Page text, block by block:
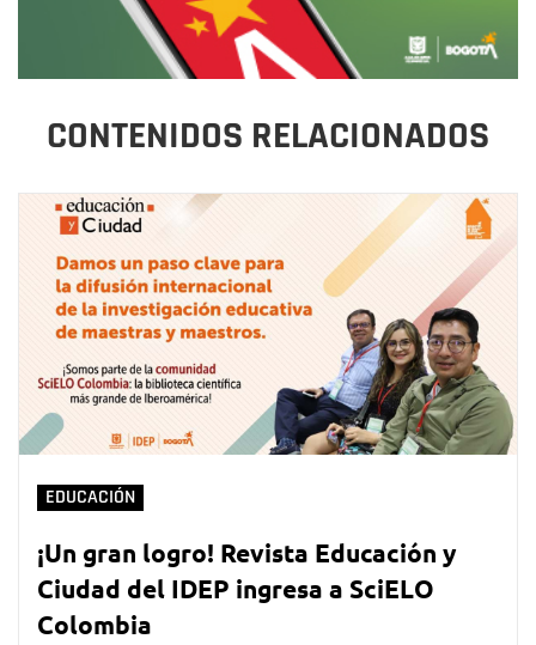
CONTENIDOS RELACIONADOS
EDUCACIÓN
¡Un gran logro! Revista Educación y
Ciudad del IDEP ingresa a SciELO
Colombia